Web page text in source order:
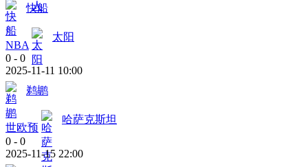
快船
NBA
太阳
0 - 0
2025-11-11 10:00
鹈鹕
世欧预
哈萨克斯坦
0 - 0
2025-11-15 22:00